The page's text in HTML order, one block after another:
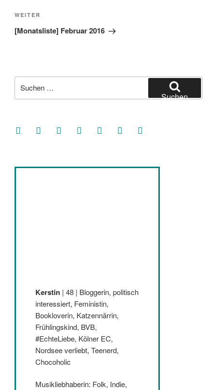
Nächster
Beitrag
WEITER
[Monatsliste] Februar 2016
nach:
Suchen
facebooksoundcloud
twitter mastodoninstagramthreads goodreads
Kerstin | 48 | Bloggerin, politisch
interessiert, Feministin,
Bookloverin, Katzennärrin,
Frühlingskind, BVB,
#EchteLiebe, Kölner EC,
Nordsee verliebt, Teenerd,
Chocoholic
Musikliebhaberin: Folk, Indie,